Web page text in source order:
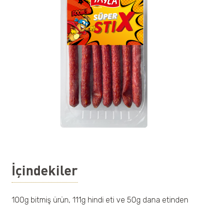
İçindekiler
100g bitmiş ürün, 111g hindi eti ve 50g dana etinden